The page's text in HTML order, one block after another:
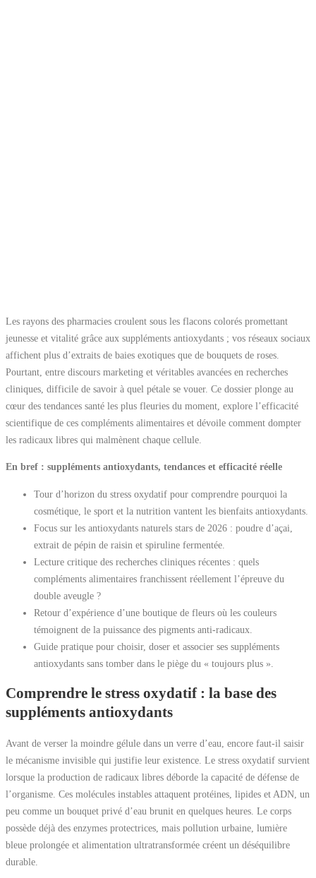
Les rayons des pharmacies croulent sous les flacons colorés promettant
jeunesse et vitalité grâce aux suppléments antioxydants ; vos réseaux sociaux
affichent plus d’extraits de baies exotiques que de bouquets de roses.
Pourtant, entre discours marketing et véritables avancées en recherches
cliniques, difficile de savoir à quel pétale se vouer. Ce dossier plonge au
cœur des tendances santé les plus fleuries du moment, explore l’efficacité
scientifique de ces compléments alimentaires et dévoile comment dompter
les radicaux libres qui malmènent chaque cellule.
En bref : suppléments antioxydants, tendances et efficacité réelle
Tour d’horizon du stress oxydatif pour comprendre pourquoi la
cosmétique, le sport et la nutrition vantent les bienfaits antioxydants.
Focus sur les antioxydants naturels stars de 2026 : poudre d’açai,
extrait de pépin de raisin et spiruline fermentée.
Lecture critique des recherches cliniques récentes : quels
compléments alimentaires franchissent réellement l’épreuve du
double aveugle ?
Retour d’expérience d’une boutique de fleurs où les couleurs
témoignent de la puissance des pigments anti-radicaux.
Guide pratique pour choisir, doser et associer ses suppléments
antioxydants sans tomber dans le piège du « toujours plus ».
Comprendre le stress oxydatif : la base des
suppléments antioxydants
Avant de verser la moindre gélule dans un verre d’eau, encore faut-il saisir
le mécanisme invisible qui justifie leur existence. Le stress oxydatif survient
lorsque la production de radicaux libres déborde la capacité de défense de
l’organisme. Ces molécules instables attaquent protéines, lipides et ADN, un
peu comme un bouquet privé d’eau brunit en quelques heures. Le corps
possède déjà des enzymes protectrices, mais pollution urbaine, lumière
bleue prolongée et alimentation ultratransformée créent un déséquilibre
durable.